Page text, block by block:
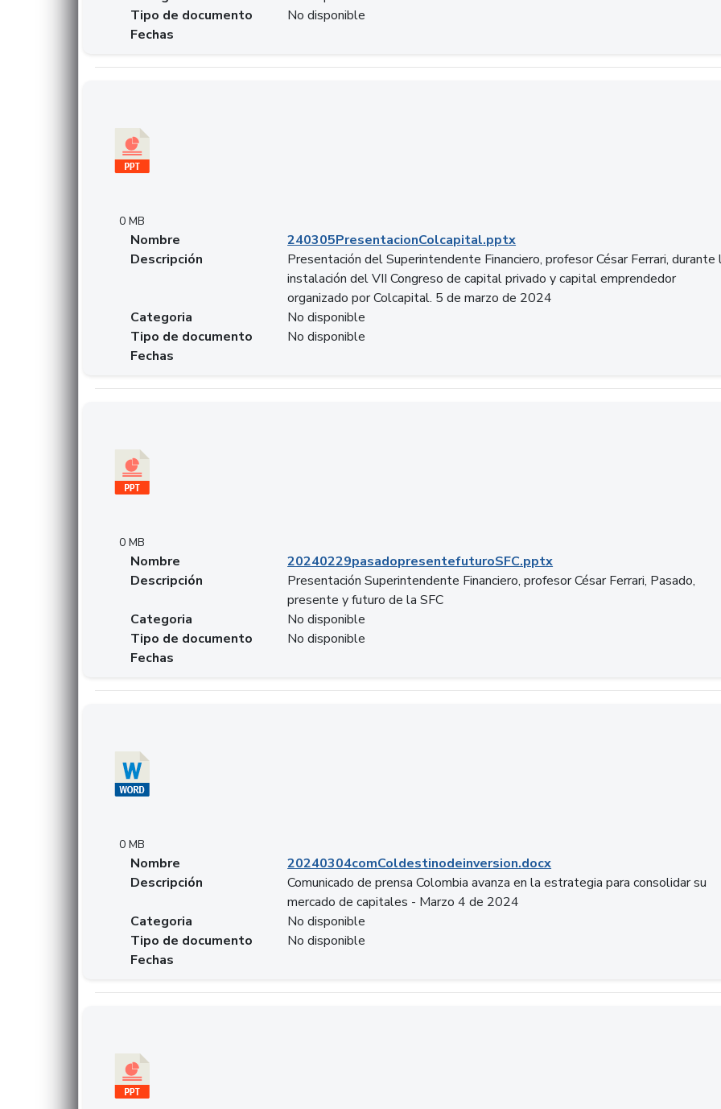
Tipo de documento
No disponible
Fechas
0 MB
Nombre
240305PresentacionColcapital.pptx
Descripción
Presentación del Superintendente Financiero, profesor César Ferrari, durante
instalación del VII Congreso de capital privado y capital emprendedor
organizado por Colcapital. 5 de marzo de 2024
Categoria
No disponible
Tipo de documento
No disponible
Fechas
0 MB
Nombre
20240229pasadopresentefuturoSFC.pptx
Descripción
Presentación Superintendente Financiero, profesor César Ferrari, Pasado,
presente y futuro de la SFC
Categoria
No disponible
Tipo de documento
No disponible
Fechas
0 MB
Nombre
20240304comColdestinodeinversion.docx
Descripción
Comunicado de prensa Colombia avanza en la estrategia para consolidar su
mercado de capitales - Marzo 4 de 2024
Categoria
No disponible
Tipo de documento
No disponible
Fechas